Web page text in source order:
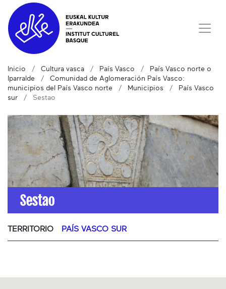
Inicio Cultura vasca País Vasco
País Vasco norte o
Iparralde
Comunidad de Aglomeración País Vasco:
municipios del País Vasco norte
Municipios
País Vasco
sur
Sestao
Sestao
TERRITORIO PAÍS VASCO SUR